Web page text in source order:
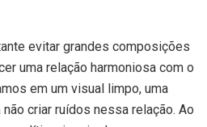
evitar grandes composições
uma relação harmoniosa com o
em um visual limpo, uma
criar ruídos nessa relação. Ao